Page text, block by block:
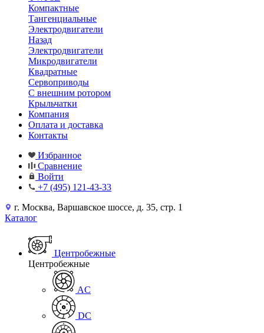
Компактные
Тангенциальные
Электродвигатели
Назад
Электродвигатели
Микродвигатели
Квадратные
Сервоприводы
С внешним ротором
Крыльчатки
Компания
Оплата и доставка
Контакты
Избранное
Сравнение
Войти
+7 (495) 121-43-33
г. Москва, Варшавское шоссе, д. 35, стр. 1
Каталог
Центробежные
Центробежные
AC
DC